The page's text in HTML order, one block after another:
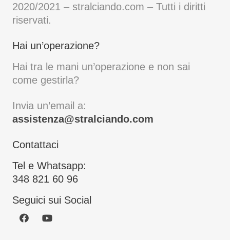
2020/2021 – stralciando.com – Tutti i diritti
riservati.
Hai un’operazione?
Hai tra le mani un’operazione e non sai
come gestirla?
Invia un’email a:
assistenza@stralciando.com
Contattaci
Tel e Whatsapp:
348 821 60 96
Seguici sui Social